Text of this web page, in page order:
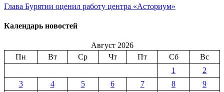
Глава Бурятии оценил работу центра «Асториум»
Календарь новостей
Август 2026
Пн
Вт Ср Чт Пт Сб
Вс
1
2
3
4 5 6 7 8
9